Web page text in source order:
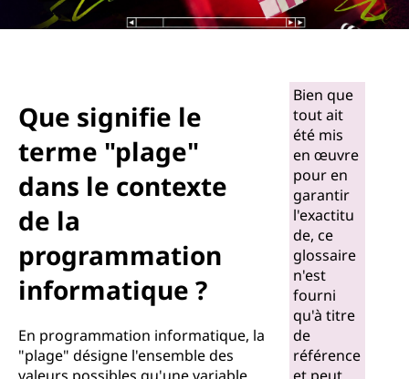
Que signifie le
terme "plage"
dans le contexte
de la
programmation
informatique ?
En programmation informatique, la
"plage" désigne l'ensemble des
Bien que
tout ait
été mis
en œuvre
pour en
garantir
l'exactitu
de, ce
glossaire
n'est
fourni
qu'à titre
de
référence